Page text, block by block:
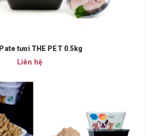
Pate tươi THE PET 0.5kg
Liên hệ